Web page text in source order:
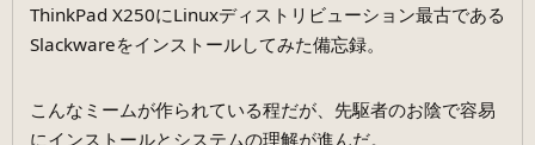
ThinkPad X250にLinuxディストリビューション最古である
Slackwareをインストールしてみた備忘録。
こんなミームが作られている程だが、先駆者のお陰で容易
にインストールとシステムの理解が進んだ。